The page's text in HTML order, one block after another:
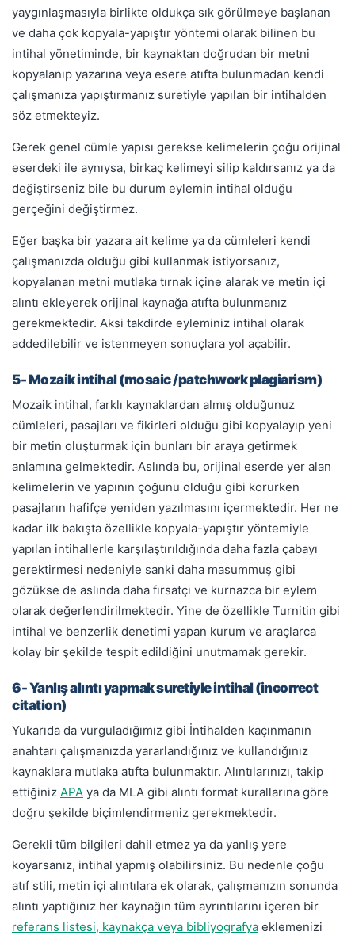
yaygınlaşmasıyla birlikte oldukça sık görülmeye başlanan
ve daha çok kopyala-yapıştır yöntemi olarak bilinen bu
intihal yönetiminde, bir kaynaktan doğrudan bir metni
kopyalanıp yazarına veya esere atıfta bulunmadan kendi
çalışmanıza yapıştırmanız suretiyle yapılan bir intihalden
söz etmekteyiz.
Gerek genel cümle yapısı gerekse kelimelerin çoğu orijinal
eserdeki ile aynıysa, birkaç kelimeyi silip kaldırsanız ya da
değiştirseniz bile bu durum eylemin intihal olduğu
gerçeğini değiştirmez.
Eğer başka bir yazara ait kelime ya da cümleleri kendi
çalışmanızda olduğu gibi kullanmak istiyorsanız,
kopyalanan metni mutlaka tırnak içine alarak ve metin içi
alıntı ekleyerek orijinal kaynağa atıfta bulunmanız
gerekmektedir. Aksi takdirde eyleminiz intihal olarak
addedilebilir ve istenmeyen sonuçlara yol açabilir.
5- Mozaik intihal (mosaic /patchwork plagiarism)
Mozaik intihal, farklı kaynaklardan almış olduğunuz
cümleleri, pasajları ve fikirleri olduğu gibi kopyalayıp yeni
bir metin oluşturmak için bunları bir araya getirmek
anlamına gelmektedir. Aslında bu, orijinal eserde yer alan
kelimelerin ve yapının çoğunu olduğu gibi korurken
pasajların hafifçe yeniden yazılmasını içermektedir. Her ne
kadar ilk bakışta özellikle kopyala-yapıştır yöntemiyle
yapılan intihallerle karşılaştırıldığında daha fazla çabayı
gerektirmesi nedeniyle sanki daha masummuş gibi
gözükse de aslında daha fırsatçı ve kurnazca bir eylem
olarak değerlendirilmektedir. Yine de özellikle Turnitin gibi
intihal ve benzerlik denetimi yapan kurum ve araçlarca
kolay bir şekilde tespit edildiğini unutmamak gerekir.
6- Yanlış alıntı yapmak suretiyle intihal (incorrect
citation)
Yukarıda da vurguladığımız gibi İntihalden kaçınmanın
anahtarı çalışmanızda yararlandığınız ve kullandığınız
kaynaklara mutlaka atıfta bulunmaktır. Alıntılarınızı, takip
ettiğiniz APA ya da MLA gibi alıntı format kurallarına göre
doğru şekilde biçimlendirmeniz gerekmektedir.
Gerekli tüm bilgileri dahil etmez ya da yanlış yere
koyarsanız, intihal yapmış olabilirsiniz. Bu nedenle çoğu
atıf stili, metin içi alıntılara ek olarak, çalışmanızın sonunda
alıntı yaptığınız her kaynağın tüm ayrıntılarını içeren bir
referans listesi, kaynakça veya bibliyografya eklemenizi